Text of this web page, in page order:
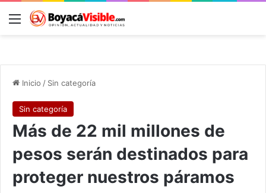
Menú
Inicio / Sin categoría
Sin categoría
Más de 22 mil millones de
pesos serán destinados para
proteger nuestros páramos